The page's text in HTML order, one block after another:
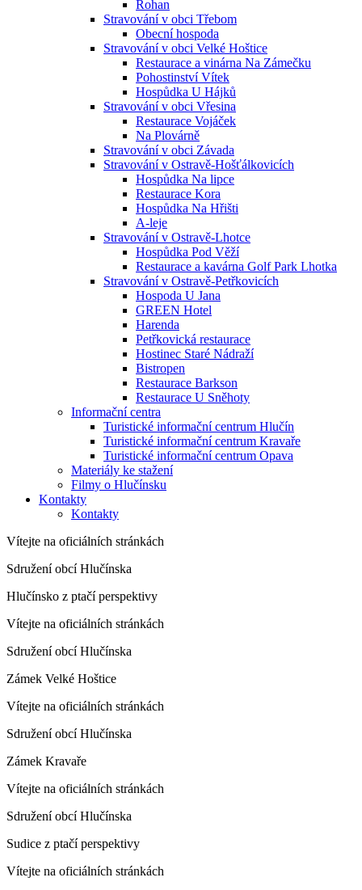
Rohan
Stravování v obci Třebom
Obecní hospoda
Stravování v obci Velké Hoštice
Restaurace a vinárna Na Zámečku
Pohostinství Vítek
Hospůdka U Hájků
Stravování v obci Vřesina
Restaurace Vojáček
Na Plovárně
Stravování v obci Závada
Stravování v Ostravě-Hošťálkovicích
Hospůdka Na lipce
Restaurace Kora
Hospůdka Na Hřišti
A-leje
Stravování v Ostravě-Lhotce
Hospůdka Pod Věží
Restaurace a kavárna Golf Park Lhotka
Stravování v Ostravě-Petřkovicích
Hospoda U Jana
GREEN Hotel
Harenda
Petřkovická restaurace
Hostinec Staré Nádraží
Bistropen
Restaurace Barkson
Restaurace U Sněhoty
Informační centra
Turistické informační centrum Hlučín
Turistické informační centrum Kravaře
Turistické informační centrum Opava
Materiály ke stažení
Filmy o Hlučínsku
Kontakty
Kontakty
Vítejte na oficiálních stránkách
Sdružení obcí Hlučínska
Hlučínsko z ptačí perspektivy
Vítejte na oficiálních stránkách
Sdružení obcí Hlučínska
Zámek Velké Hoštice
Vítejte na oficiálních stránkách
Sdružení obcí Hlučínska
Zámek Kravaře
Vítejte na oficiálních stránkách
Sdružení obcí Hlučínska
Sudice z ptačí perspektivy
Vítejte na oficiálních stránkách